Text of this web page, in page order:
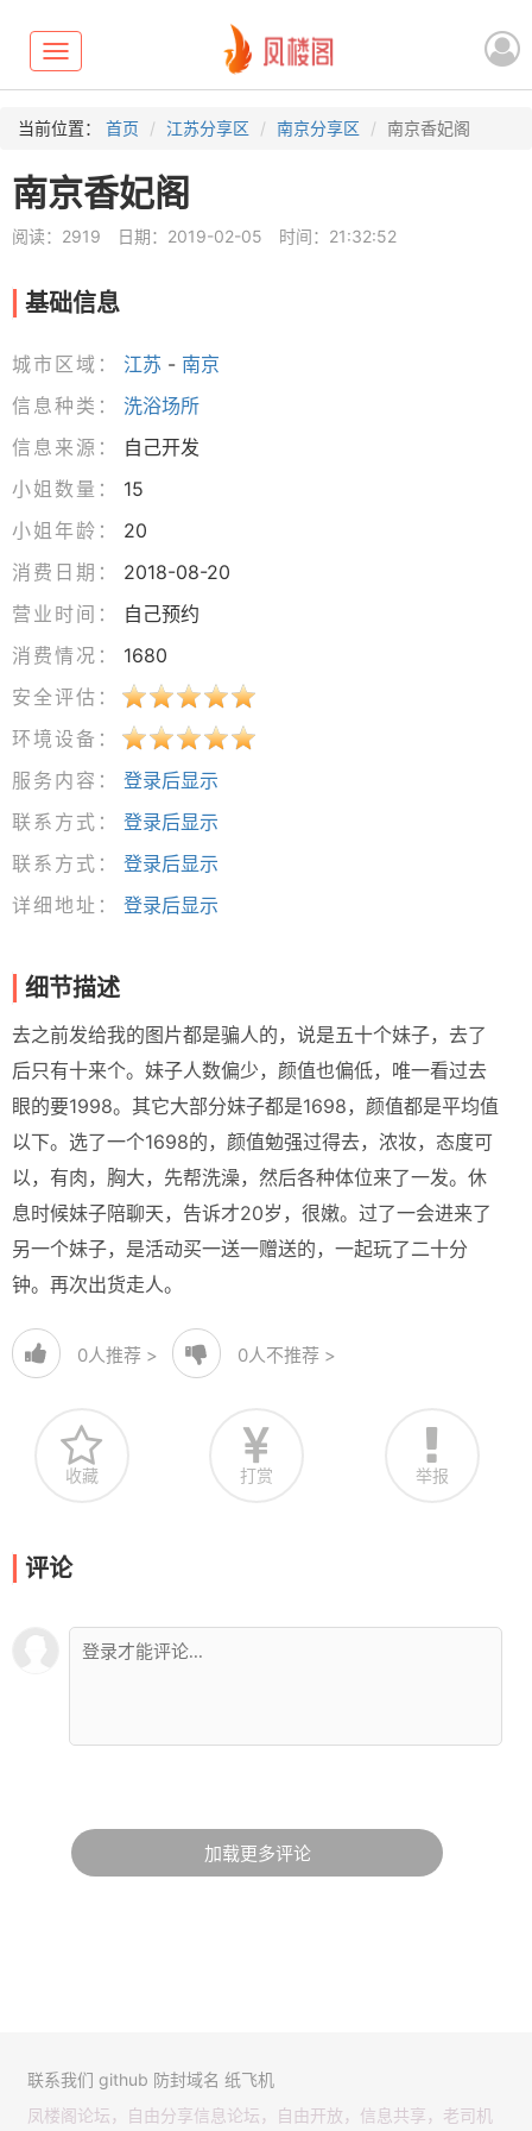
Toggle
navigation
当前位置： 首页 江苏分享区 南京分享区 南京香妃阁
南京香妃阁
阅读：2919 日期：2019-02-05 时间：21:32:52
基础信息
城市区域： 江苏 - 南京
信息种类：
洗浴场所
信息来源：
自己开发
小姐数量：
15
小姐年龄：
20
消费日期：
2018-08-20
营业时间：
自己预约
消费情况：
1680
安全评估：
环境设备：
服务内容：
登录后显示
联系方式：
登录后显示
联系方式：
登录后显示
详细地址：
登录后显示
细节描述
去之前发给我的图片都是骗人的，说是五十个妹子，去了
后只有十来个。妹子人数偏少，颜值也偏低，唯一看过去
眼的要1998。其它大部分妹子都是1698，颜值都是平均值
以下。选了一个1698的，颜值勉强过得去，浓妆，态度可
以，有肉，胸大，先帮洗澡，然后各种体位来了一发。休
息时候妹子陪聊天，告诉才20岁，很嫩。过了一会进来了
另一个妹子，是活动买一送一赠送的，一起玩了二十分
钟。再次出货走人。
0人推荐 > 0人不推荐 >
收藏 打赏 举报
评论
加载更多评论
联系我们 github 防封域名 纸飞机
凤楼阁论坛，自由分享信息论坛，自由开放，信息共享，老司机